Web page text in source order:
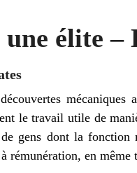
élite –
le travail utile de
de gens dont la
rémunération, en